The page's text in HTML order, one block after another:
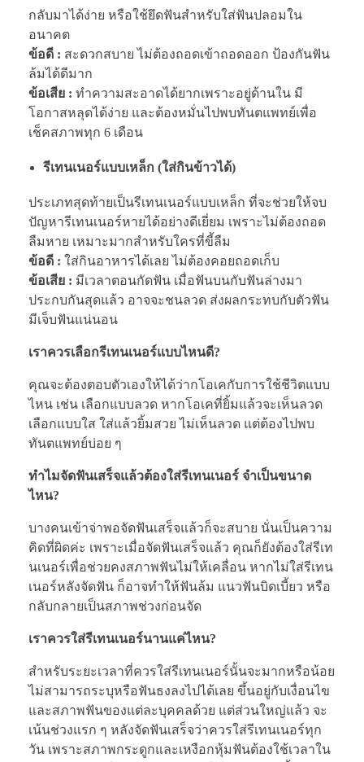
กลับมาได้ง่าย หรือใช้ยึดฟันสำหรับใส่ฟันปลอมใน
อนาคต
ข้อดี : สะดวกสบาย ไม่ต้องถอดเข้าถอดออก ป้องกันฟัน
ล้มได้ดีมาก
ข้อเสีย : ทำความสะอาดได้ยากเพราะอยู่ด้านใน มี
โอกาสหลุดได้ง่าย และต้องหมั่นไปพบทันตแพทย์เพื่อ
เช็คสภาพทุก 6 เดือน
รีเทนเนอร์แบบเหล็ก (ใส่กินข้าวได้)
ประเภทสุดท้ายเป็นรีเทนเนอร์แบบเหล็ก ที่จะช่วยให้จบ
ปัญหารีเทนเนอร์หายได้อย่างดีเยี่ยม เพราะไม่ต้องถอด
ลืมหาย เหมาะมากสำหรับใครที่ขี้ลืม
ข้อดี : ใส่กินอาหารได้เลย ไม่ต้องคอยถอดเก็บ
ข้อเสีย : มีเวลาตอนกัดฟัน เมื่อฟันบนกับฟันล่างมา
ประกบกันสุดแล้ว อาจจะชนลวด ส่งผลกระทบกับตัวฟัน
มีเจ็บฟันแน่นอน
เราควรเลือกรีเทนเนอร์แบบไหนดี?
คุณจะต้องตอบตัวเองให้ได้ว่ากโอเคกับการใช้ชีวิตแบบ
ไหน เช่น เลือกแบบลวด หากโอเคที่ยิ้มแล้วจะเห็นลวด
เลือกแบบใส ใส่แล้วยิ้มสวย ไม่เห็นลวด แต่ต้องไปพบ
ทันตแพทย์บ่อย ๆ
ทำไมจัดฟันเสร็จแล้วต้องใส่รีเทนเนอร์ จำเป็นขนาด
ไหน?
บางคนเข้าจ่าพอจัดฟันเสร็จแล้วก็จะสบาย นั่นเป็นความ
คิดที่ผิดค่ะ เพราะเมื่อจัดฟันเสร็จแล้ว คุณก็ยังต้องใส่รีเท
นเนอร์เพื่อช่วยคงสภาพฟันไม่ให้เคลื่อน หากไม่ใส่รีเทน
เนอร์หลังจัดฟัน ก็อาจทำให้ฟันล้ม แนวฟันบิดเบี้ยว หรือ
กลับกลายเป็นสภาพช่วงก่อนจัด
เราควรใส่รีเทนเนอร์นานแค่ไหน?
สำหรับระยะเวลาที่ควรใส่รีเทนเนอร์นั้นจะมากหรือน้อย
ไม่สามารถระบุหรือฟันธงลงไปได้เลย ขึ้นอยู่กับเงื่อนไข
และสภาพฟันของแต่ละบุคคลด้วย แต่ส่วนใหญ่แล้ว จะ
เน้นช่วงแรก ๆ หลังจัดฟันเสร็จว่าควรใส่รีเทนเนอร์ทุก
วัน เพราะสภาพกระดูกและเหงือกหุ้มฟันต้องใช้เวลาใน